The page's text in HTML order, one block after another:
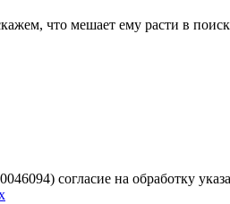
что мешает ему расти в
согласие на обработку